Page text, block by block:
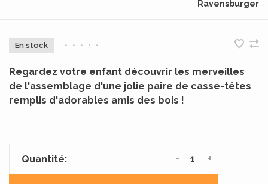
Ravensburger
En stock • • • • •
Regardez votre enfant découvrir les merveilles
de l'assemblage d'une jolie paire de casse-têtes
remplis d'adorables amis des bois !
Quantité: +
-